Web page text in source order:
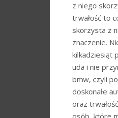
z niego
trwałość to
skorzysta z
znaczenie.
kilkadziesiąt
uda i nie
bmw, czyli
doskonałe
oraz